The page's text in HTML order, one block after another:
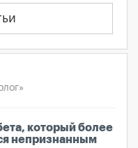
который более
непризнанным